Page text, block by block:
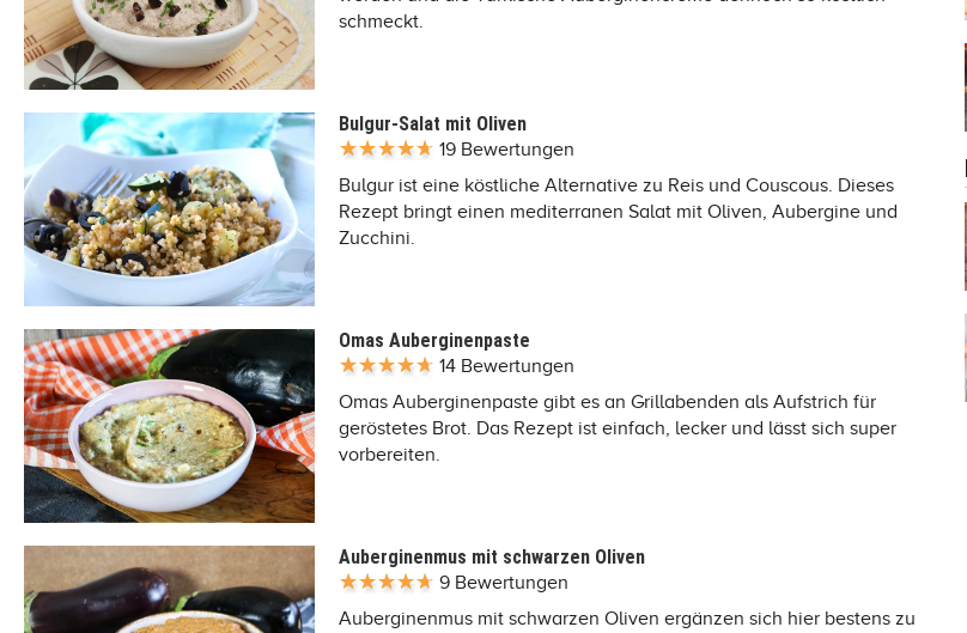
schmeckt.
Bulgur-Salat mit Oliven
19 Bewertungen
Bulgur ist eine köstliche Alternative zu Reis und Couscous. Dieses
Rezept bringt einen mediterranen Salat mit Oliven, Aubergine und
Zucchini.
Omas Auberginenpaste
14 Bewertungen
Omas Auberginenpaste gibt es an Grillabenden als Aufstrich für
geröstetes Brot. Das Rezept ist einfach, lecker und lässt sich super
vorbereiten.
Auberginenmus mit schwarzen Oliven
9 Bewertungen
Auberginenmus mit schwarzen Oliven ergänzen sich hier bestens zu